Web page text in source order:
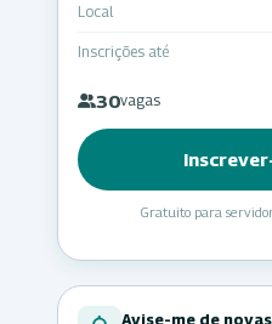
Local
Inscrições até
30vagas
Gratuito para
Avise-me de